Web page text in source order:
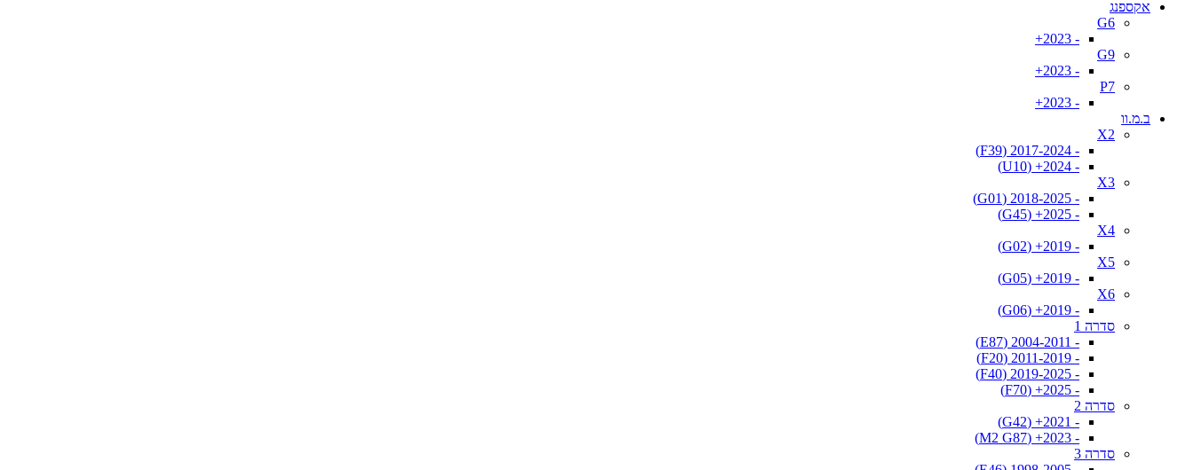
אקספנג
G6
- 2023+
G9
- 2023+
P7
- 2023+
ב.מ.וו
X2
- 2017-2024 (F39)
- 2024+ (U10)
X3
- 2018-2025 (G01)
- 2025+ (G45)
X4
- 2019+ (G02)
X5
- 2019+ (G05)
X6
- 2019+ (G06)
סדרה 1
- 2004-2011 (E87)
- 2011-2019 (F20)
- 2019-2025 (F40)
- 2025+ (F70)
סדרה 2
- 2021+ (G42)
- 2023+ (M2 G87)
סדרה 3